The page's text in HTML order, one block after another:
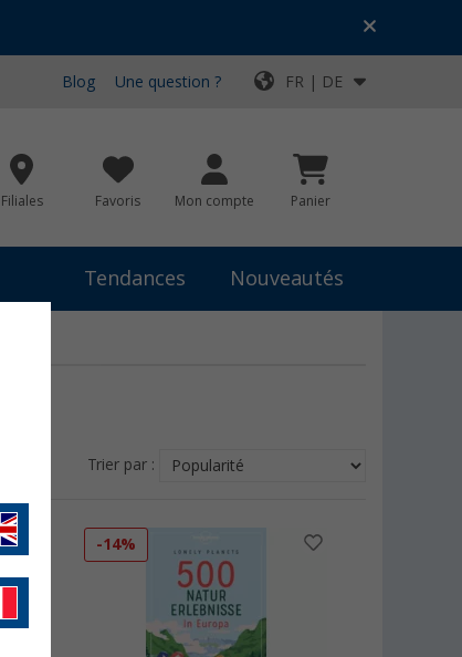
Blog Une question ? FR | DE
Filiales Favoris Mon compte Panier
Tendances Nouveautés
Trier par :
-14%